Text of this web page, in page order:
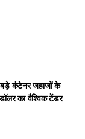
बड़े कंटेनर जहाजों के
डॉलर का वैश्विक टेंडर